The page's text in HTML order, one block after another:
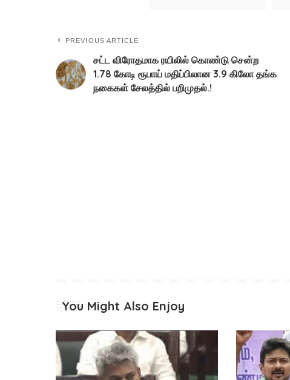
PREVIOUS ARTICLE
சட்ட விரோதமாக ரயிலில் கொண்டு சென்ற
1.78 கோடி ரூபாய் மதிப்பிலான 3.9 கிலோ தங்க
நகைகள் சேலத்தில் பறிமுதல்.!
You Might Also Enjoy